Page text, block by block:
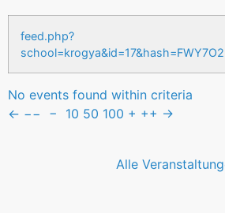
feed.php?
No events found within criteria
← −− − 10 50 100 + ++ →
Alle